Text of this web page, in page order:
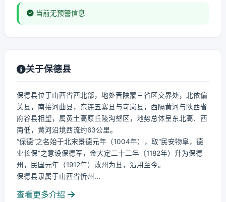
当前无预警信息
关于保德县
保德县位于山西省西北部，地处晋陕蒙三省区交界处，北依偏
关县，南接河曲县，东连五寨县与岢岚县，西隔黄河与陕西省
府谷县相望，属黄土高原丘陵沟壑区，地势总体呈东北高、西
南低，黄河沿境西流约63公里。
“保德”之名始于北宋景德元年（1004年），取“民安物阜，德
业长保”之意设保德军，金大定二十二年（1182年）升为保德
州，民国元年（1912年）改州为县，沿用至今。
保德县隶属于山西省忻州...
查看更多介绍